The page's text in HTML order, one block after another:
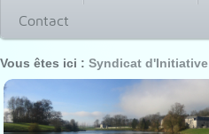
Contact
Vous êtes ici : Syndicat d'Initiative